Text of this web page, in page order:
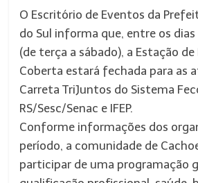
O Escritório de Eventos da
do Sul informa que, entre os
(de terça a sábado), a Estação de
Coberta estará fechada para as
Carreta TriJuntos do Sistema
RS/Sesc/Senac e IFEP.
Conforme informações dos
período, a comunidade de
participar de uma programação